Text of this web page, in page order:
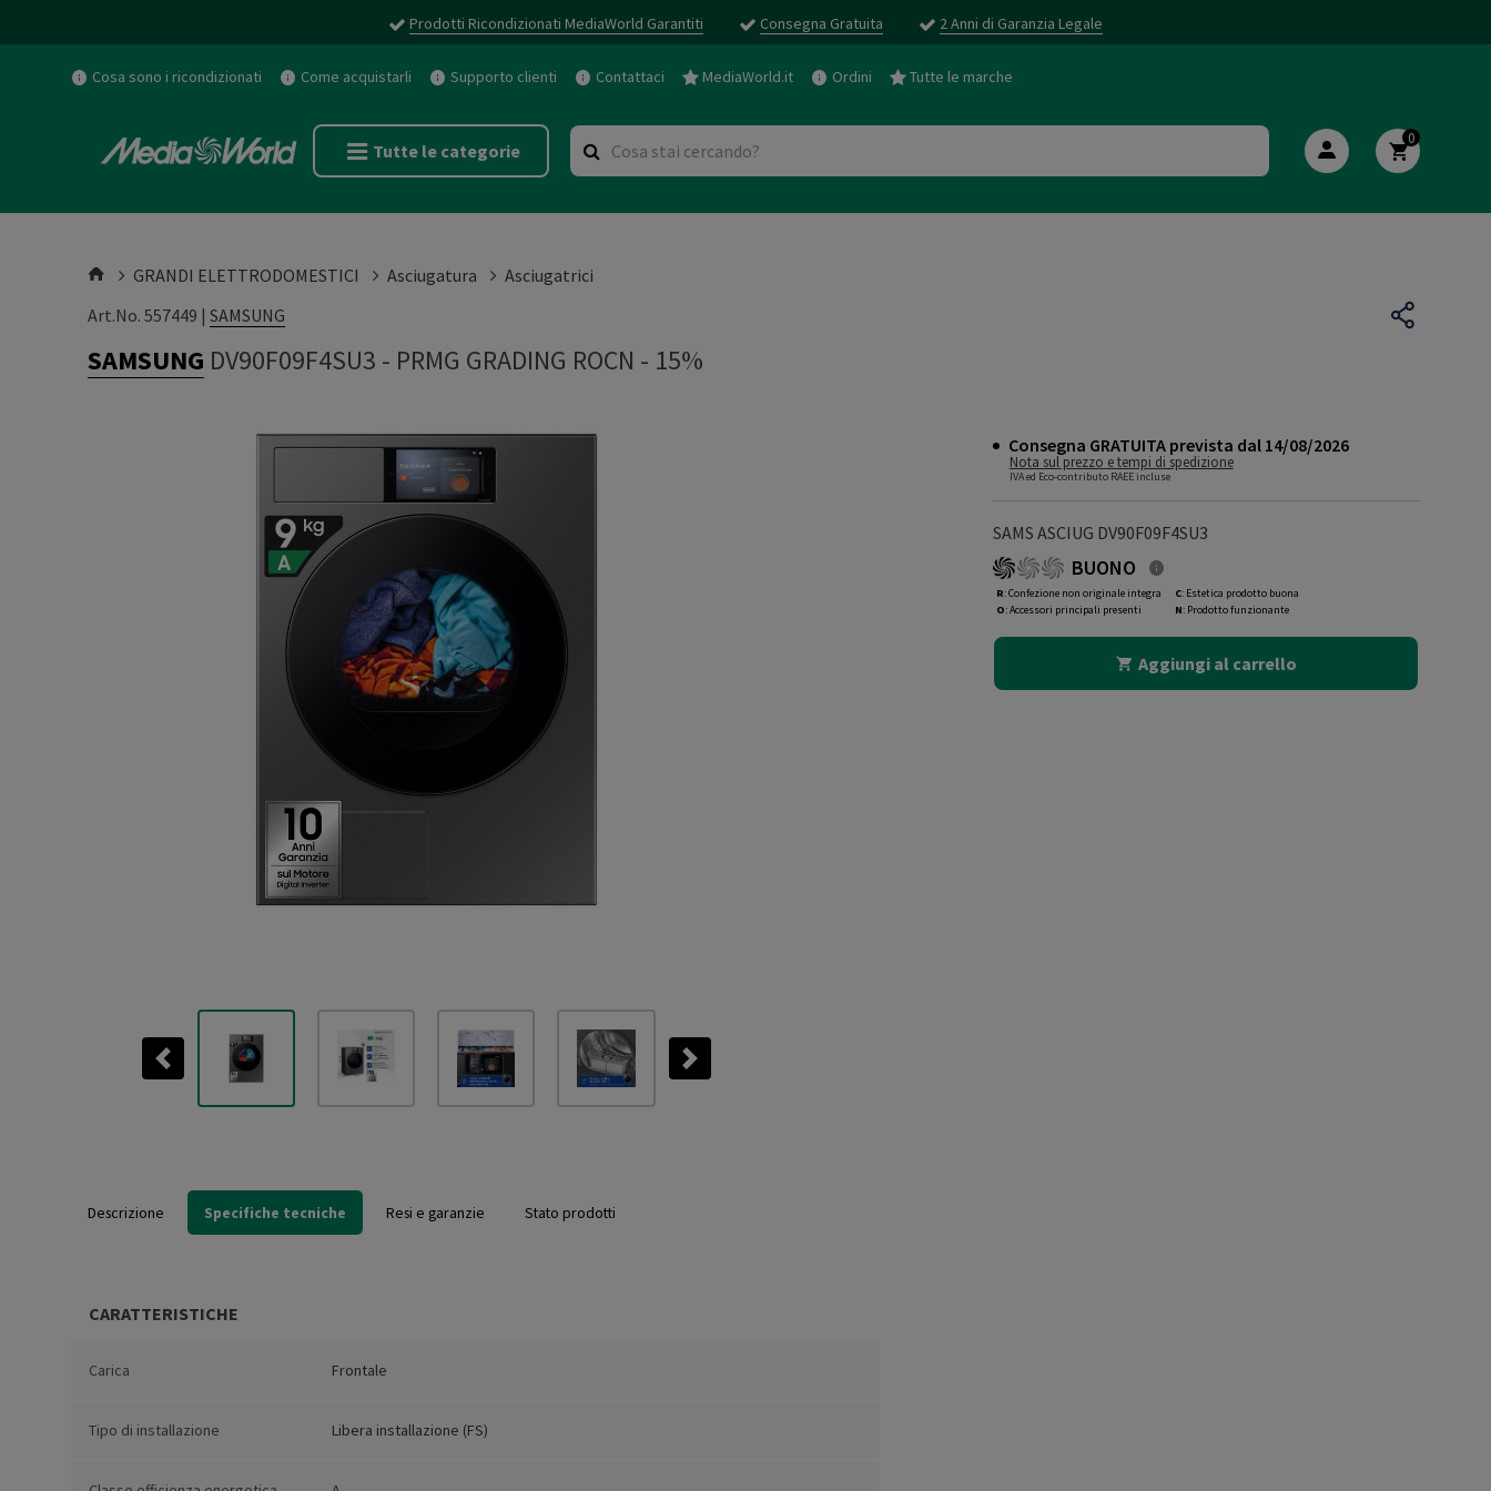
Prodotti Ricondizionati MediaWorld Garantiti Consegna Gratuita 2 Anni di Garanzia Legale
Cosa sono i ricondizionati Come acquistarli Supporto clienti Contattaci MediaWorld.it Ordini Tutte le marche
Tutte le categorie
0
GRANDI ELETTRODOMESTICI Asciugatura
Asciugatrici
Art.No. 557449 | SAMSUNG
SAMSUNG DV90F09F4SU3 - PRMG GRADING ROCN - 15%
Previous Next
Consegna GRATUITA prevista dal 14/08/2026
Nota sul prezzo e tempi di spedizione
IVA ed Eco-contributo RAEE incluse
SAMS ASCIUG DV90F09F4SU3
BUONO
R: Confezione non originale integra
O: Accessori principali presenti
C: Estetica prodotto buona
N: Prodotto funzionante
Aggiungi al carrello
Descrizione Specifiche tecniche Resi e garanzie Stato prodotti
CARATTERISTICHE
Carica Frontale
Tipo di installazione Libera installazione (FS)